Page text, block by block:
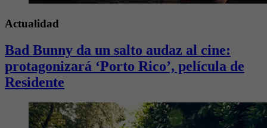
Actualidad
Bad Bunny da un salto audaz al cine:
protagonizará ‘Porto Rico’, película de
Residente